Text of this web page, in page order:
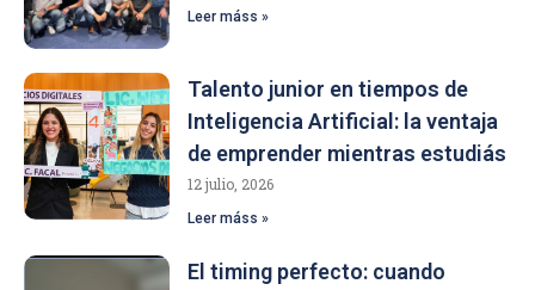
Leer máss »
Talento junior en tiempos de
Inteligencia Artificial: la ventaja
de emprender mientras estudiás
12 julio, 2026
Leer máss »
El timing perfecto: cuando